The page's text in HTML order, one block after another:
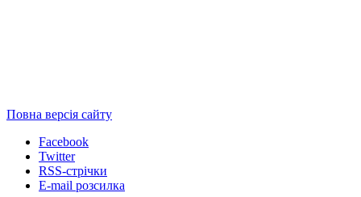
Повна версія сайту
Facebook
Twitter
RSS-стрічки
E-mail розсилка